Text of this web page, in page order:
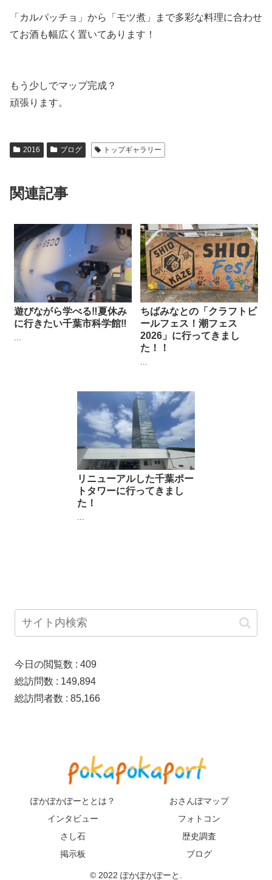
「カルパッチョ」から「モツ煮」まで多彩な料理に合わせ
てお酒も幅広く置いてあります！
もう少しでマップ完成？
頑張ります。
2016 ブログ トップギャラリー
関連記事
遊びながら学べる‼︎夏休み
に行きたい千葉市科学館‼︎
...
ちばみなとの「クラフトビ
ールフェス！潮フェス
2026」に行ってきまし
た！！
...
リニューアルした千葉ポー
トタワーに行ってきまし
た！
今日の閲覧数 : 409
総訪問数 : 149,894
総訪問者数 : 85,166
ぽかぽかぽーととは？
おさんぽマップ
インタビュー
フォトコン
さし石
歴史調査
掲示板
ブログ
© 2022 ぽかぽかぽーと.